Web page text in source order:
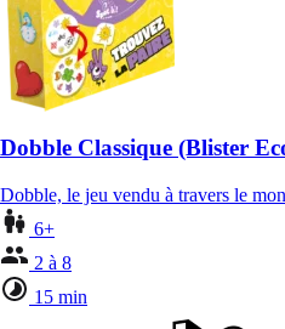
Dobble Classique (Blister
Dobble, le jeu vendu à travers le
6+
2 à 8
15 min